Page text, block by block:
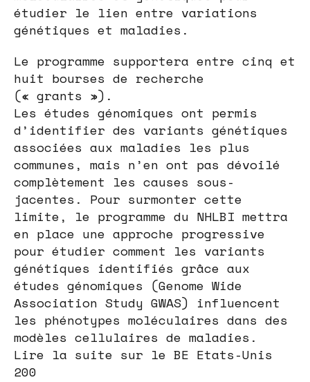
étudier le lien entre variations
génétiques et maladies.
Le programme supportera entre cinq et
huit bourses de recherche
(« grants »).
Les études génomiques ont permis
d’identifier des variants génétiques
associées aux maladies les plus
communes, mais n’en ont pas dévoilé
complètement les causes sous-
jacentes. Pour surmonter cette
limite, le programme du NHLBI mettra
en place une approche progressive
pour étudier comment les variants
génétiques identifiés grâce aux
études génomiques (Genome Wide
Association Study GWAS) influencent
les phénotypes moléculaires dans des
modèles cellulaires de maladies.
Lire la suite sur le BE Etats-Unis
200